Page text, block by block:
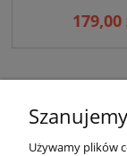
179,00
Używamy plików